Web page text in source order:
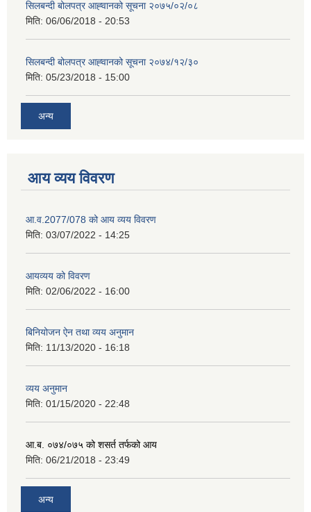
सिलबन्दी बोलपत्र आह्‍वानको सूचना २०७५/०२/०८
मिति: 06/06/2018 - 20:53
सिलबन्दी बोलपत्र आह्‍वानको सूचना २०७४/१२/३०
मिति: 05/23/2018 - 15:00
अन्य
आय व्यय विवरण
आ.व.2077/078 को आय व्यय विवरण
मिति: 03/07/2022 - 14:25
आयव्यय को विवरण
मिति: 02/06/2022 - 16:00
बिनियोजन ऐन तथा व्यय अनुमान
मिति: 11/13/2020 - 16:18
व्यय अनुमान
मिति: 01/15/2020 - 22:48
आ.ब. ०७४/०७५ को शसर्त तर्फको आय
मिति: 06/21/2018 - 23:49
अन्य